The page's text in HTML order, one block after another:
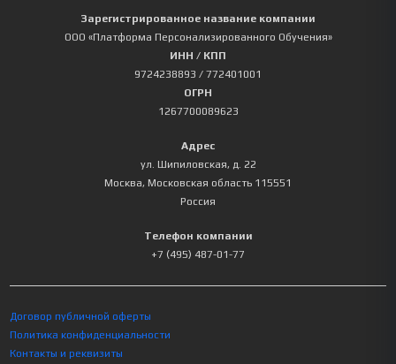
Зарегистрированное название компании
ООО «Платформа Персонализированного Обучения»
ИНН / КПП
9724238893 / 772401001
ОГРН
1267700089623
Адрес
ул. Шипиловская, д. 22
Москва, Московская область 115551
Россия
Телефон компании
+7 (495) 487-01-77
Договор публичной оферты
Политика конфиденциальности
Контакты и реквизиты